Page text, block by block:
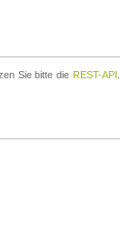
Sie bitte die REST-API